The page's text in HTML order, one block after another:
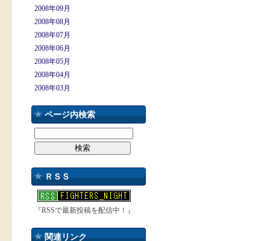
2008年09月
2008年08月
2008年07月
2008年06月
2008年05月
2008年04月
2008年03月
ページ内検索
ＲＳＳ
『RSSで最新投稿を配信中！』
関連リンク